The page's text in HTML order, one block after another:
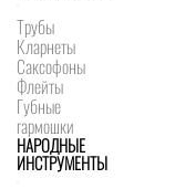
Трубы
Кларнеты
Саксофоны
Флейты
Губные
гармошки
НАРОДНЫЕ
ИНСТРУМЕНТЫ